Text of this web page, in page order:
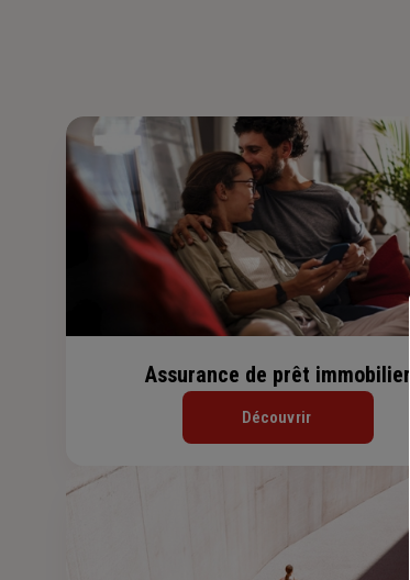
Assurance de prêt immobilier
Découvrir